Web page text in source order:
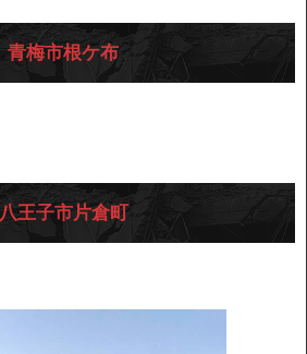
青梅市根ケ布
八王子市片倉町